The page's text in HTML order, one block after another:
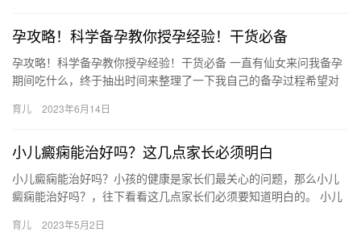
孕攻略！科学备孕教你授孕经验！干货必备
孕攻略！科学备孕教你授孕经验！干货必备 一直有仙女来问我备孕
期间吃什么，终于抽出时间来整理了一下我自己的备孕过程希望对
经…
育儿 2023年6月14日
小儿癜痫能治好吗？这几点家长必须明白
小儿癜痫能治好吗？小孩的健康是家长们最关心的问题，那么小儿
癜痫能治好吗？，往下看看这几点家长们必须要知道明白的。 小儿
惊…
育儿 2023年5月2日